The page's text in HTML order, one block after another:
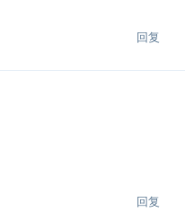
回复
回复